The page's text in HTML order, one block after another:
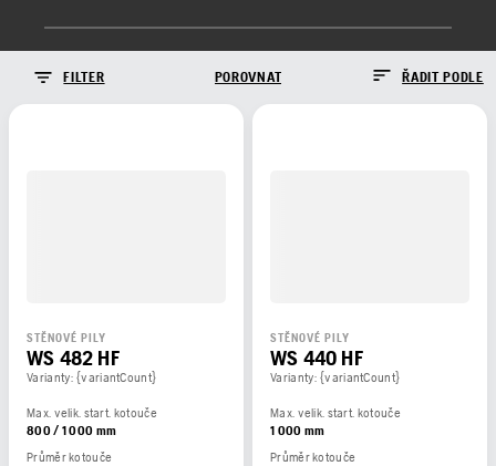
FILTER POROVNAT ŘADIT PODLE
STĚNOVÉ PILY
WS 482 HF
Varianty: {variantCount}
Max. velik. start. kotouče
800 / 1 000 mm
Průměr kotouče
STĚNOVÉ PILY
WS 440 HF
Varianty: {variantCount}
Max. velik. start. kotouče
1 000 mm
Průměr kotouče